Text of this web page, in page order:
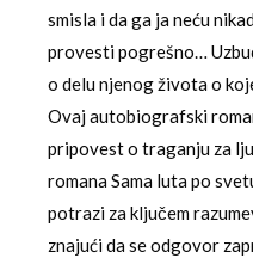
smisla i da ga ja neću
provesti pogrešno…
o delu njenog života o
Ovaj autobiografski
pripovest o traganju za
romana Sama luta po
potrazi za ključem
znajući da se odgovor